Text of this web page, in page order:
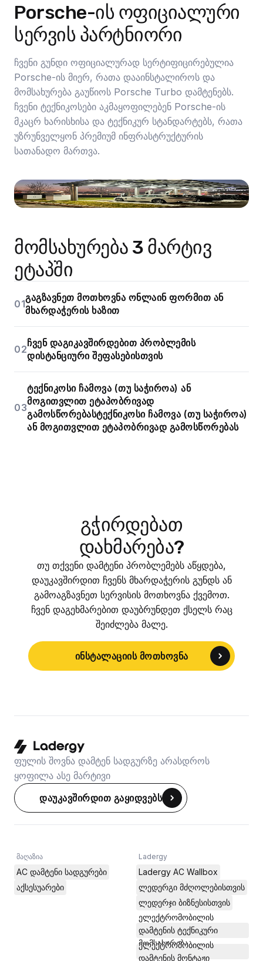
Porsche-ის ოფიციალური
სერვის პარტნიორი
ჩვენი გუნდი ოფიციალურად სერტიფიცირებულია
Porsche-ის მიერ, რათა დააინსტალიროს და
მომსახურება გაუწიოს Porsche Turbo დამტენებს.
ჩვენი ტექნიკოსები აკმაყოფილებენ Porsche-ის
მკაცრ ხარისხისა და ტექნიკურ სტანდარტებს, რათა
უზრუნველყონ პრემიუმ ინფრასტრუქტურის
სათანადო მართვა.
01
გაგზავნეთ მოთხოვნა ონლაინ ფორმით ან
მხარდაჭერის ხაზით
02
ჩვენ დაგიკავშირდებით პრობლემის
დისტანციური შეფასებისთვის
03
ტექნიკოსი ჩამოვა (თუ საჭიროა) ან
მოგითვლით ეტაპობრივად
გამოსწორებასტექნიკოსი ჩამოვა (თუ საჭიროა)
ან მოგითვლით ეტაპობრივად გამოსწორებას
მომსახურება 3 მარტივ
ეტაპში
გჭირდებათ
დახმარება?
თუ თქვენი დამტენი პრობლემებს აწყდება,
დაუკავშირდით ჩვენს მხარდაჭერის გუნდს ან
გამოაგზავნეთ სერვისის მოთხოვნა ქვემოთ.
ჩვენ დაგეხმარებით დაუბრუნდეთ ქსელს რაც
შეიძლება მალე.
ინსტალაციის მოთხოვნა
ფულის შოვნა დამტენ სადგურზე არასდროს
ყოფილა ასე მარტივი
დაუკავშირდით გაყიდვებს
მაღაზია
AC დამტენი სადგურები
აქსესუარები
Ladergy
Ladergy AC Wallbox
ლედერგი მძღოლებისთვის
ლედერჯი ბიზნესისთვის
ელექტრომობილის
დამტენის ტექნიკური
მომსახურება
ელექტრომობილის
დამტენის მონტაჟი